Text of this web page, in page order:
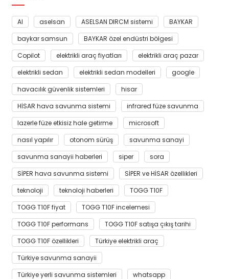
AI aselsan ASELSAN DIRCM sistemi
BAYKAR
baykar samsun
BAYKAR özel endüstri bölgesi
Copilot
elektrikli araç fiyatları
elektrikli araç pazar
elektrikli sedan
elektrikli sedan modelleri
google
havacılık güvenlik sistemleri
hisar
HİSAR hava savunma sistemi
infrared füze savunma
lazerle füze etkisiz hale getirme
microsoft
nasıl yapılır
otonom sürüş
savunma sanayi
savunma sanayii haberleri
siper
sora
SİPER hava savunma sistemi
SİPER ve HİSAR özellikleri
teknoloji
teknoloji haberleri
TOGG T10F
TOGG T10F fiyat
TOGG T10F incelemesi
TOGG T10F performans
TOGG T10F satışa çıkış tarihi
TOGG T10F özellikleri
Türkiye elektrikli araç
Türkiye savunma sanayii
Türkiye yerli savunma sistemleri
whatsapp